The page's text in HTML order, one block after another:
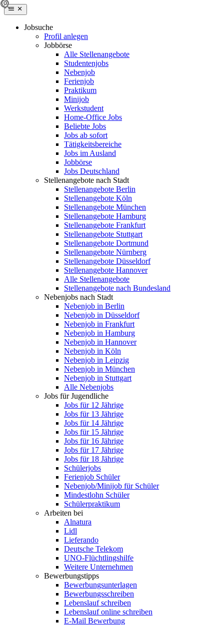
Jobsuche
Profil anlegen
Jobbörse
Alle Stellenangebote
Studentenjobs
Nebenjob
Ferienjob
Praktikum
Minijob
Werkstudent
Home-Office Jobs
Beliebte Jobs
Jobs ab sofort
Tätigkeitsbereiche
Jobs im Ausland
Jobbörse
Jobs Deutschland
Stellenangebote nach Stadt
Stellenangebote Berlin
Stellenangebote Köln
Stellenangebote München
Stellenangebote Hamburg
Stellenangebote Frankfurt
Stellenangebote Stuttgart
Stellenangebote Dortmund
Stellenangebote Nürnberg
Stellenangebote Düsseldorf
Stellenangebote Hannover
Alle Stellenangebote
Stellenangebote nach Bundesland
Nebenjobs nach Stadt
Nebenjob in Berlin
Nebenjob in Düsseldorf
Nebenjob in Frankfurt
Nebenjob in Hamburg
Nebenjob in Hannover
Nebenjob in Köln
Nebenjob in Leipzig
Nebenjob in München
Nebenjob in Stuttgart
Alle Nebenjobs
Jobs für Jugendliche
Jobs für 12 Jährige
Jobs für 13 Jährige
Jobs für 14 Jährige
Jobs für 15 Jährige
Jobs für 16 Jährige
Jobs für 17 Jährige
Jobs für 18 Jährige
Schülerjobs
Ferienjob Schüler
Nebenjob/Minijob für Schüler
Mindestlohn Schüler
Schülerpraktikum
Arbeiten bei
Alnatura
Lidl
Lieferando
Deutsche Telekom
UNO-Flüchtlingshilfe
Weitere Unternehmen
Bewerbungstipps
Bewerbungsunterlagen
Bewerbungsschreiben
Lebenslauf schreiben
Lebenslauf online schreiben
E-Mail Bewerbung